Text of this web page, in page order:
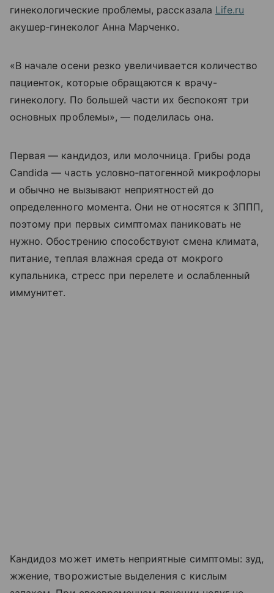
гинекологические проблемы, рассказала Life.ru
акушер‑гинеколог Анна Марченко.
«В начале осени резко увеличивается количество
пациенток, которые обращаются к врачу-
гинекологу. По большей части их беспокоят три
основных проблемы», — поделилась она.
Первая — кандидоз, или молочница. Грибы рода
Candida — часть условно‑патогенной микрофлоры
и обычно не вызывают неприятностей до
определенного момента. Они не относятся к ЗППП,
поэтому при первых симптомах паниковать не
нужно. Обострению способствуют смена климата,
питание, теплая влажная среда от мокрого
купальника, стресс при перелете и ослабленный
иммунитет.
Кандидоз может иметь неприятные симптомы: зуд,
жжение, творожистые выделения с кислым